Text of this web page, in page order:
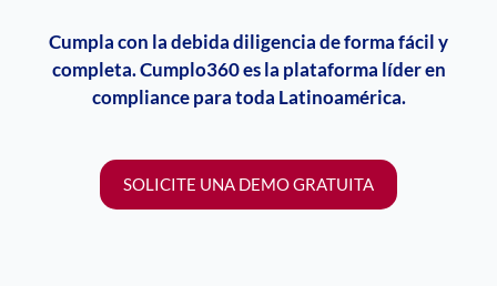
Cumpla con la debida diligencia de forma fácil y
completa. Cumplo360 es la plataforma líder en
compliancepara toda Latinoamérica.
SOLICITE UNA DEMO GRATUITA